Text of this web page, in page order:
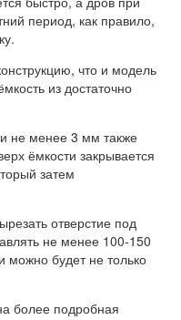
период, как правило,
что и модель
из достаточно
не менее 3 мм также
ёмкости закрывается
затем
отверстие под
не менее 100-150
можно будет не только
более подробная